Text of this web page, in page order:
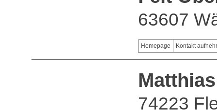
63607
Homepage Kontakt
74223